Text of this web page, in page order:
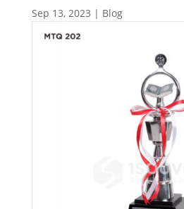
Sep 13, 2023 | Blog